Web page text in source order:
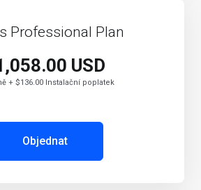
Professional Plan
USD
+ $136.00 Instalační poplatek
Objednat